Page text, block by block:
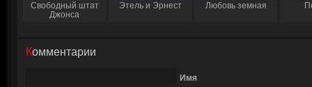
Свободный штат
Джонса
Этель и Эрнест Любовь земная
Комментарии
Имя